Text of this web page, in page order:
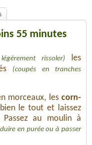
55 minutes
rissoler)
les
(coupés en tranches
morceaux, lescorn-
le tout et laissez
au moulin à
en purée ou à passer